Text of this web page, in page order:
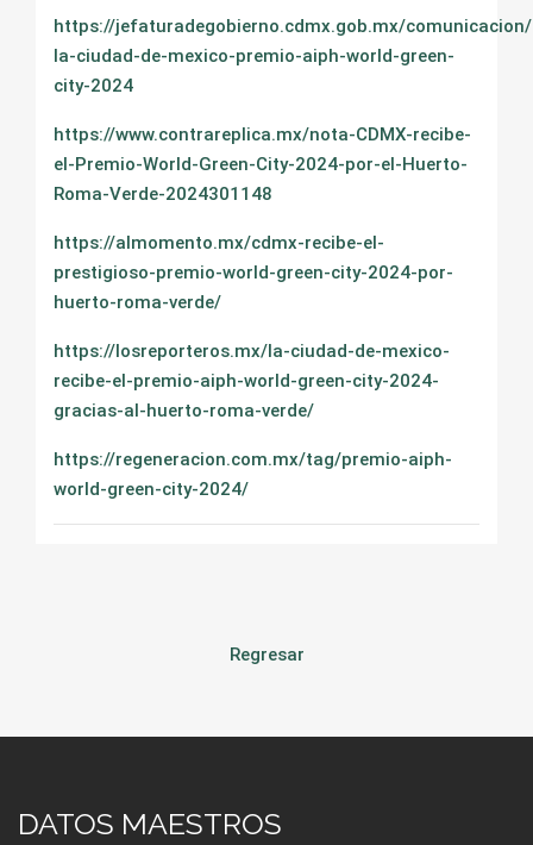
https://jefaturadegobierno.cdmx.gob.mx/
la-ciudad-de-mexico-premio-aiph-world-green-
city-2024
https://www.contrareplica.mx/nota-CDMX-recibe-
el-Premio-World-Green-City-2024-por-el-Huerto-
Roma-Verde-2024301148
https://almomento.mx/cdmx-recibe-el-
prestigioso-premio-world-green-city-2024-por-
huerto-roma-verde/
https://losreporteros.mx/la-ciudad-de-mexico-
recibe-el-premio-aiph-world-green-city-2024-
gracias-al-huerto-roma-verde/
https://regeneracion.com.mx/tag/premio-aiph-
world-green-city-2024/
Regresar
DATOS MAESTROS